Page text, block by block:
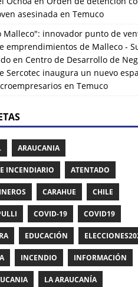
asesinada en Temuco
Malleco": innovador punto de
emprendimientos de Malleco -
en Centro de Desarrollo de
Sercotec inaugura un nuevo
en Temuco
ARAUCANIA
INCENDIARIO ATENTADO
CARAHUE CHILE
COVID-19 COVID19
EDUCACIÓN
INCENDIO INFORMACIÓN
LA ARAUCANÍA